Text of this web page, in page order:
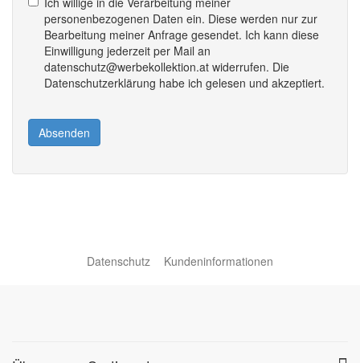
personenbezogenen Daten ein. Diese werden nur zur
Bearbeitung meiner Anfrage gesendet. Ich kann diese
Einwilligung jederzeit per Mail an
datenschutz@werbekollektion.at widerrufen. Die
Datenschutzerklärung habe ich gelesen und akzeptiert.
Absenden
Datenschutz Kundeninformationen